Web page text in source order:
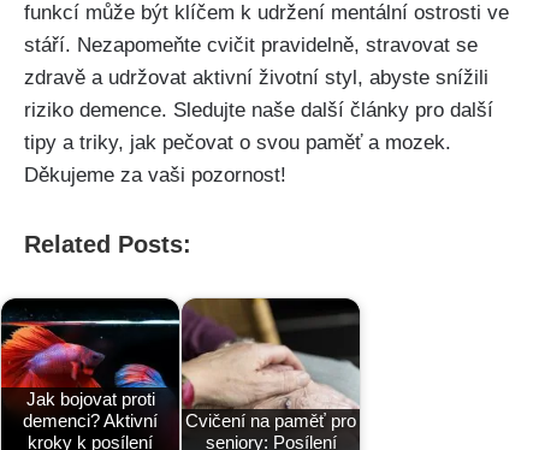
funkcí může být klíčem k udržení mentální ostrosti ve
stáří. Nezapomeňte cvičit pravidelně, stravovat se
zdravě a udržovat aktivní životní styl, abyste snížili
riziko demence. Sledujte naše další články pro další
tipy a triky, jak pečovat o svou paměť a mozek.
Děkujeme za vaši pozornost!
Related Posts:
Jak bojovat proti
demenci? Aktivní
kroky k posílení
Cvičení na paměť pro
seniory: Posílení